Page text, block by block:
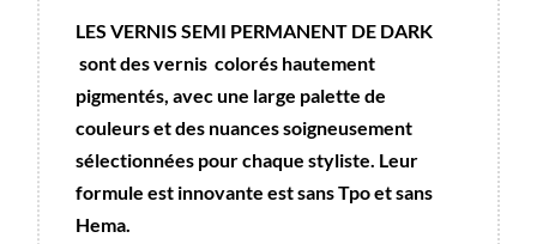
LES VERNIS SEMI PERMANENT DE DARK
sont des vernis colorés hautement
pigmentés, avec une large palette de
couleurs et des nuances soigneusement
sélectionnées pour chaque styliste. Leur
formule est innovante est sans Tpo et sans
Hema.